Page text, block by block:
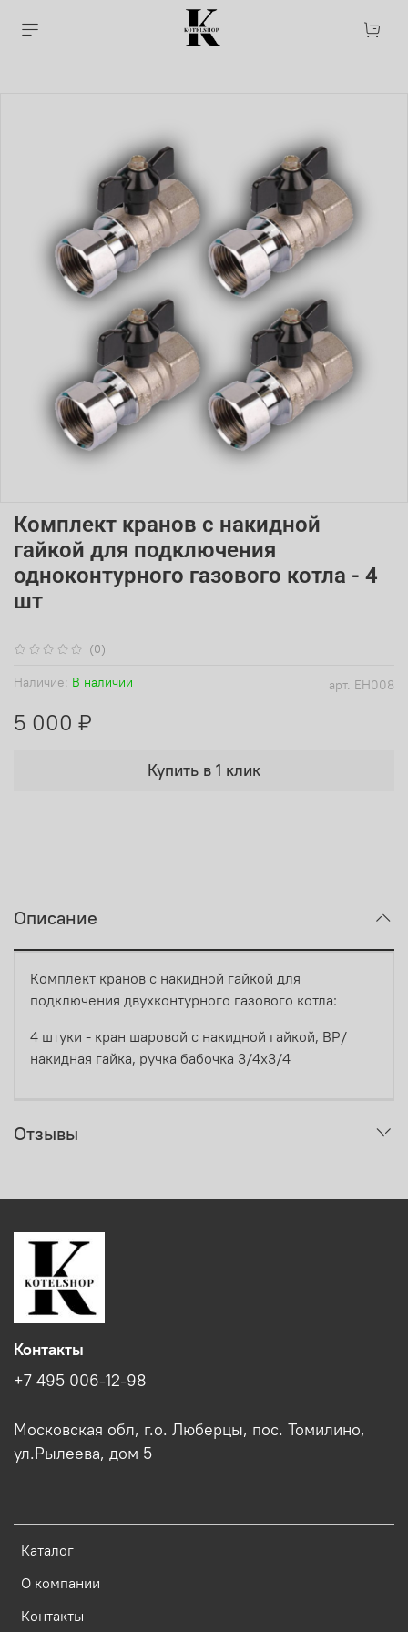
(0)
арт. EH008
Наличие: В наличии
Комплект кранов с накидной
гайкой для подключения
одноконтурного газового котла - 4
шт
5 000 ₽
Купить в 1 клик
Описание
Комплект кранов с накидной гайкой для
подключения двухконтурного газового котла:
4 штуки - кран шаровой с накидной гайкой, ВР/
накидная гайка, ручка бабочка 3/4x3/4
Отзывы
Каталог
О компании
Контакты
Контакты
+7 495 006-12-98
Московская обл, г.о. Люберцы, пос. Томилино,
ул.Рылеева, дом 5